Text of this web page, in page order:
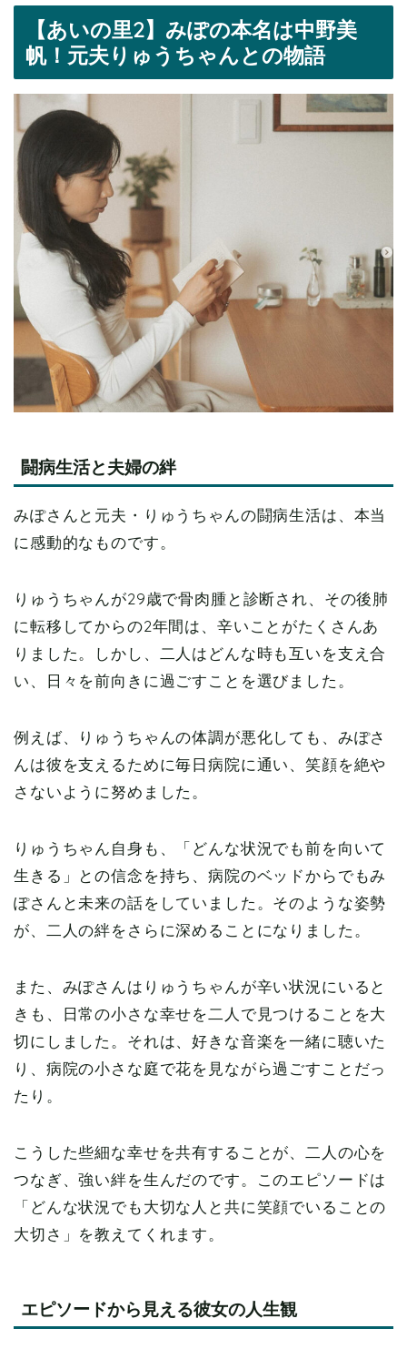
【あいの里2】みぽの本名は中野美
帆！元夫りゅうちゃんとの物語
闘病生活と夫婦の絆
みぽさんと元夫・りゅうちゃんの闘病生活は、本当
に感動的なものです。
りゅうちゃんが29歳で骨肉腫と診断され、その後肺
に転移してからの2年間は、辛いことがたくさんあ
りました。しかし、二人はどんな時も互いを支え合
い、日々を前向きに過ごすことを選びました。
例えば、りゅうちゃんの体調が悪化しても、みぽさ
んは彼を支えるために毎日病院に通い、笑顔を絶や
さないように努めました。
りゅうちゃん自身も、「どんな状況でも前を向いて
生きる」との信念を持ち、病院のベッドからでもみ
ぽさんと未来の話をしていました。そのような姿勢
が、二人の絆をさらに深めることになりました。
また、みぽさんはりゅうちゃんが辛い状況にいると
きも、日常の小さな幸せを二人で見つけることを大
切にしました。それは、好きな音楽を一緒に聴いた
り、病院の小さな庭で花を見ながら過ごすことだっ
たり。
こうした些細な幸せを共有することが、二人の心を
つなぎ、強い絆を生んだのです。このエピソードは
「どんな状況でも大切な人と共に笑顔でいることの
大切さ」を教えてくれます。
エピソードから見える彼女の人生観